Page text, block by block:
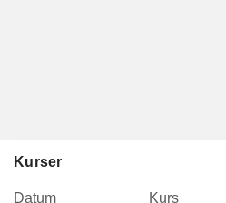
Kurser
Datum Kurs